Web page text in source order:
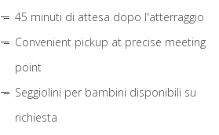
45 minuti di attesa dopo l'atterraggio
Convenient pickup at precise meeting
point
Seggiolini per bambini disponibili su
richiesta